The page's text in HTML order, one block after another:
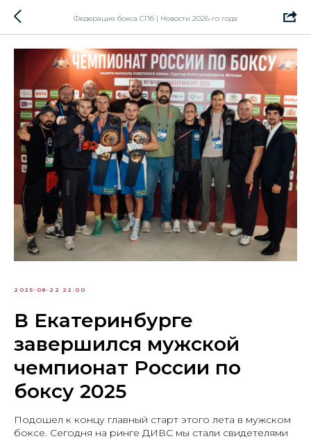
Федерация бокса СПб | Новости 2026-го года
2025-08-22 22:00
В Екатеринбурге
завершился мужской
чемпионат России по
боксу 2025
Подошел к концу главный старт этого лета в мужском
боксе. Сегодня на ринге ДИВС мы стали свидетелями